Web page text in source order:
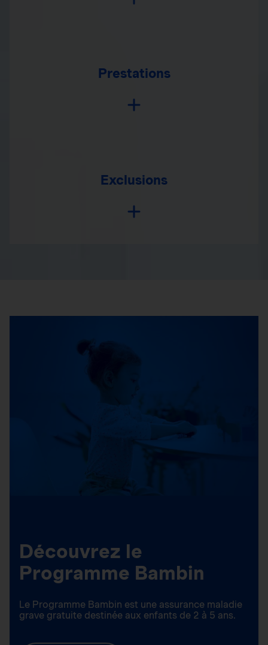
Prestations
Exclusions
Découvrez le
Programme Bambin
Le Programme Bambin est une assurance maladie
grave gratuite destinée aux enfants de 2 à 5 ans.